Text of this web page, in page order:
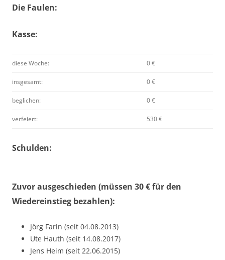
Die Faulen:
Kasse:
diese Woche: 0 €
insgesamt: 0 €
beglichen: 0 €
verfeiert: 530 €
Schulden:
Zuvor ausgeschieden (müssen 30 € für den
Wiedereinstieg bezahlen):
Jörg Farin (seit 04.08.2013)
Ute Hauth (seit 14.08.2017)
Jens Heim (seit 22.06.2015)